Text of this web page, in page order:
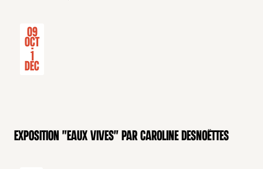
09
Oct
-
1
Dec
Exposition "Eaux Vives" par Caroline Desnoëttes